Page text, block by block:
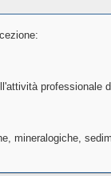
professionale
mineralogiche,